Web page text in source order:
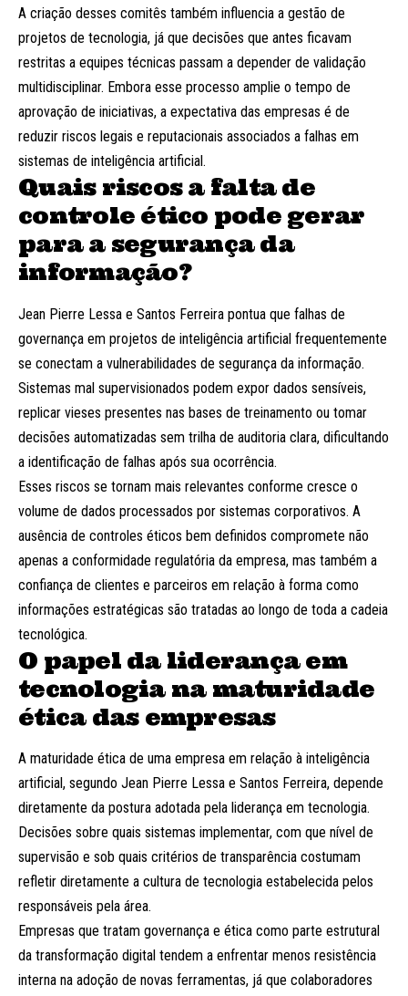
A criação desses comitês também influencia a gestão de
projetos de tecnologia, já que decisões que antes ficavam
restritas a equipes técnicas passam a depender de validação
multidisciplinar. Embora esse processo amplie o tempo de
aprovação de iniciativas, a expectativa das empresas é de
reduzir riscos legais e reputacionais associados a falhas em
sistemas de inteligência artificial.
Quais riscos a falta de
controle ético pode gerar
para a segurança da
informação?
Jean Pierre Lessa e Santos Ferreira pontua que falhas de
governança em projetos de inteligência artificial frequentemente
se conectam a vulnerabilidades de segurança da informação.
Sistemas mal supervisionados podem expor dados sensíveis,
replicar vieses presentes nas bases de treinamento ou tomar
decisões automatizadas sem trilha de auditoria clara, dificultando
a identificação de falhas após sua ocorrência.
Esses riscos se tornam mais relevantes conforme cresce o
volume de dados processados por sistemas corporativos. A
ausência de controles éticos bem definidos compromete não
apenas a conformidade regulatória da empresa, mas também a
confiança de clientes e parceiros em relação à forma como
informações estratégicas são tratadas ao longo de toda a cadeia
tecnológica.
O papel da liderança em
tecnologia na maturidade
ética das empresas
A maturidade ética de uma empresa em relação à inteligência
artificial, segundo Jean Pierre Lessa e Santos Ferreira, depende
diretamente da postura adotada pela liderança em tecnologia.
Decisões sobre quais sistemas implementar, com que nível de
supervisão e sob quais critérios de transparência costumam
refletir diretamente a cultura de tecnologia estabelecida pelos
responsáveis pela área.
Empresas que tratam governança e ética como parte estrutural
da transformação digital tendem a enfrentar menos resistência
interna na adoção de novas ferramentas, já que colaboradores